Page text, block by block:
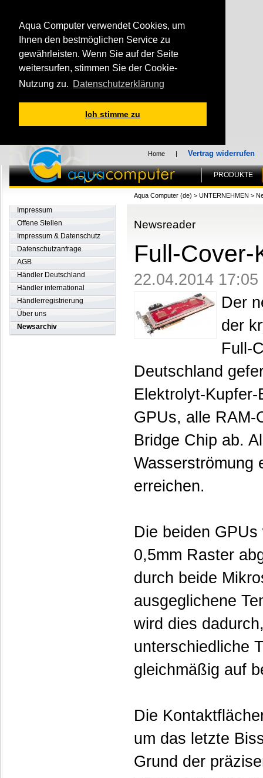
Aqua Computer verwendet Cookies, um
Ihnen den bestmöglichen Service zu
gewährleisten. Wenn Sie auf der Seite
weitersurfen, stimmen Sie der Cookie-
Nutzung zu. Datenschutzerklärung
Ich stimme zu
Home | Vertrag widerrufen
PRODUKTE
Impressum
Offene Stellen
Impressum & Datenschutz
Datenschutzanfrage
AGB
Händler Deutschland
Händler international
Händlerregistrierung
Über uns
Newsarchiv
Aqua Computer (de) > UNTERNEHMEN >
Newsreader
Full-Cover-
22.04.2014 17:05
Der
der
Full-
Deutschland
Elektrolyt-
GPUs, alle RAM-
Bridge Chip ab.
Wasserströmung
erreichen.
Die beiden
0,5mm Raster
durch beide
ausgeglichene
wird dies
unterschiedliche
gleichmäßig auf
Die
um das letzte
Grund der